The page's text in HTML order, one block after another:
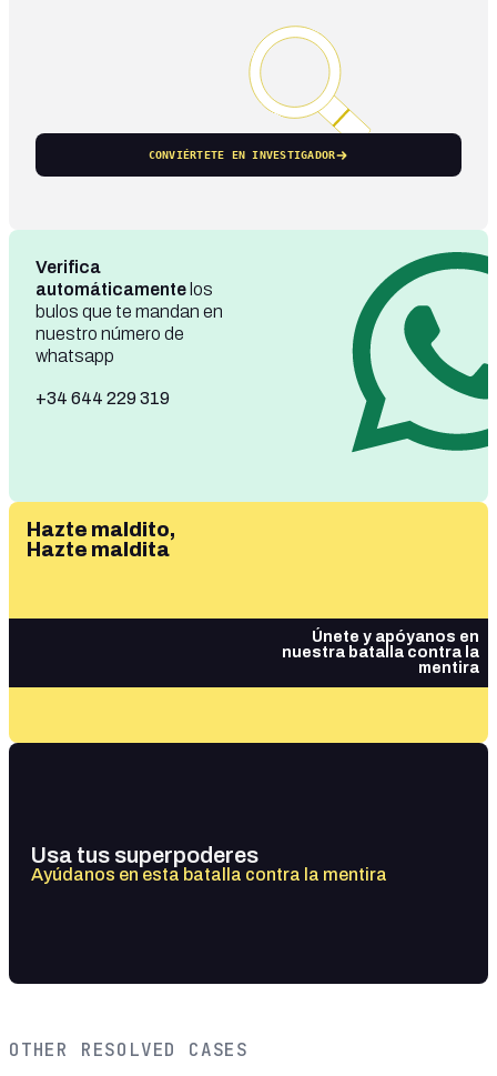
CONVIÉRTETE EN INVESTIGADOR
Verifica
automáticamente los
bulos que te mandan en
nuestro número de
whatsapp
+34 644 229 319
Hazte maldito,
Hazte maldita
Únete y apóyanos en
nuestra batalla contra la
mentira
Usa tus superpoderes
Ayúdanos en esta batalla contra la mentira
OTHER RESOLVED CASES